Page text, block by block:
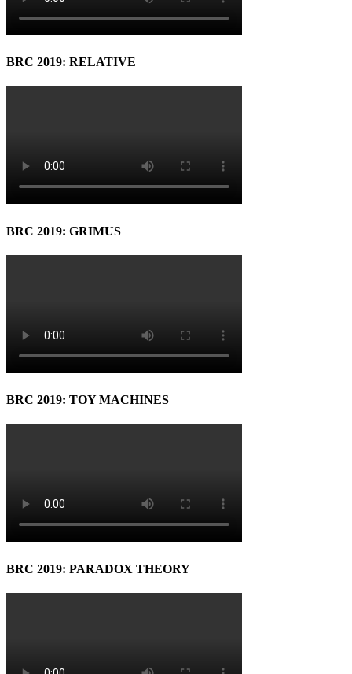
BRC 2019: RELATIVE
BRC 2019: GRIMUS
BRC 2019: TOY MACHINES
BRC 2019: PARADOX THEORY